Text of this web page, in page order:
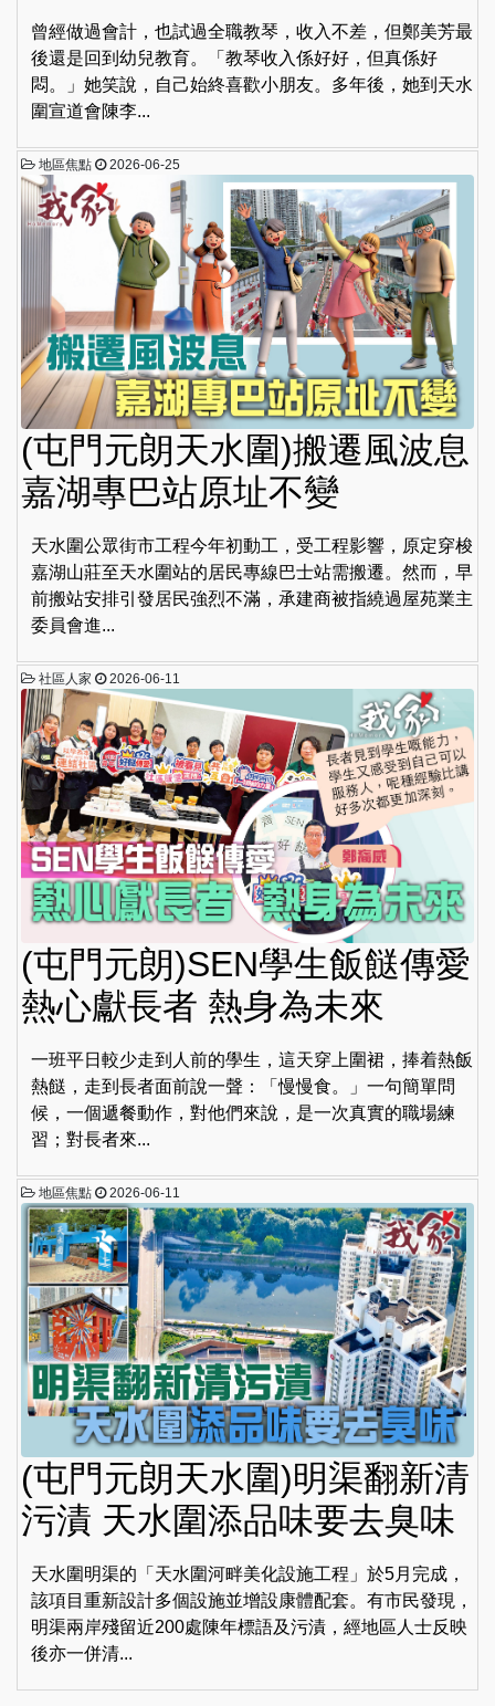
曾經做過會計，也試過全職教琴，收入不差，但鄭美芳最
後還是回到幼兒教育。「教琴收入係好好，但真係好
悶。」她笑說，自己始終喜歡小朋友。多年後，她到天水
圍宣道會陳李...
地區焦點 2026-06-25
(屯門元朗天水圍)搬遷風波息
嘉湖專巴站原址不變
天水圍公眾街市工程今年初動工，受工程影響，原定穿梭
嘉湖山莊至天水圍站的居民專線巴士站需搬遷。然而，早
前搬站安排引發居民強烈不滿，承建商被指繞過屋苑業主
委員會進...
社區人家 2026-06-11
(屯門元朗)SEN學生飯餸傳愛
熱心獻長者 熱身為未來
一班平日較少走到人前的學生，這天穿上圍裙，捧着熱飯
熱餸，走到長者面前說一聲：「慢慢食。」一句簡單問
候，一個遞餐動作，對他們來說，是一次真實的職場練
習；對長者來...
地區焦點 2026-06-11
(屯門元朗天水圍)明渠翻新清
污漬 天水圍添品味要去臭味
天水圍明渠的「天水圍河畔美化設施工程」於5月完成，
該項目重新設計多個設施並增設康體配套。有市民發現，
明渠兩岸殘留近200處陳年標語及污漬，經地區人士反映
後亦一併清...